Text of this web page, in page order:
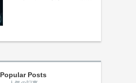
Popular Posts